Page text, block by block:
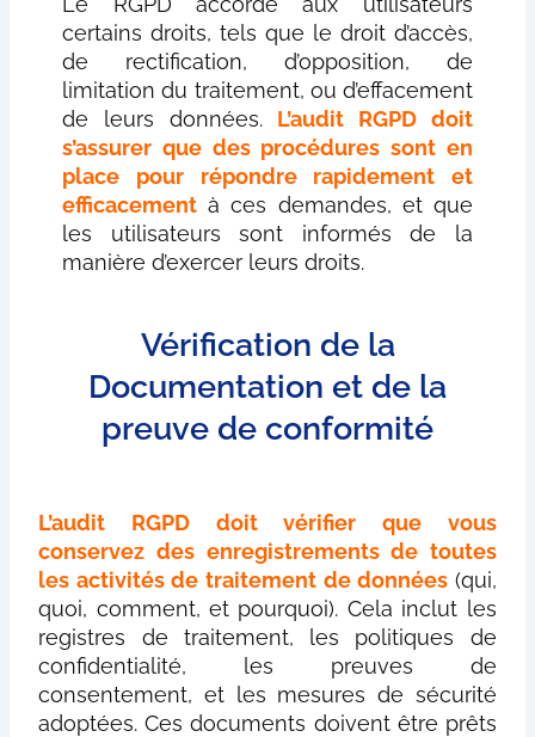
certains droits, tels que le droit d’accès,
de rectification, d’opposition, de
limitation du traitement, ou d’effacement
de leurs données. L’audit RGPD doit
s’assurer que des procédures sont en
place pour répondre rapidement et
efficacement à ces demandes, et que
les utilisateurs sont informés de la
manière d’exercer leurs droits.
Vérification de la
Documentation et de la
preuve de conformité
L’audit RGPD doit vérifier que vous
conservez des enregistrements de toutes
les activités de traitement de données (qui,
quoi, comment, et pourquoi). Cela inclut les
registres de traitement, les politiques de
confidentialité, les preuves de
consentement, et les mesures de sécurité
adoptées. Ces documents doivent être prêts